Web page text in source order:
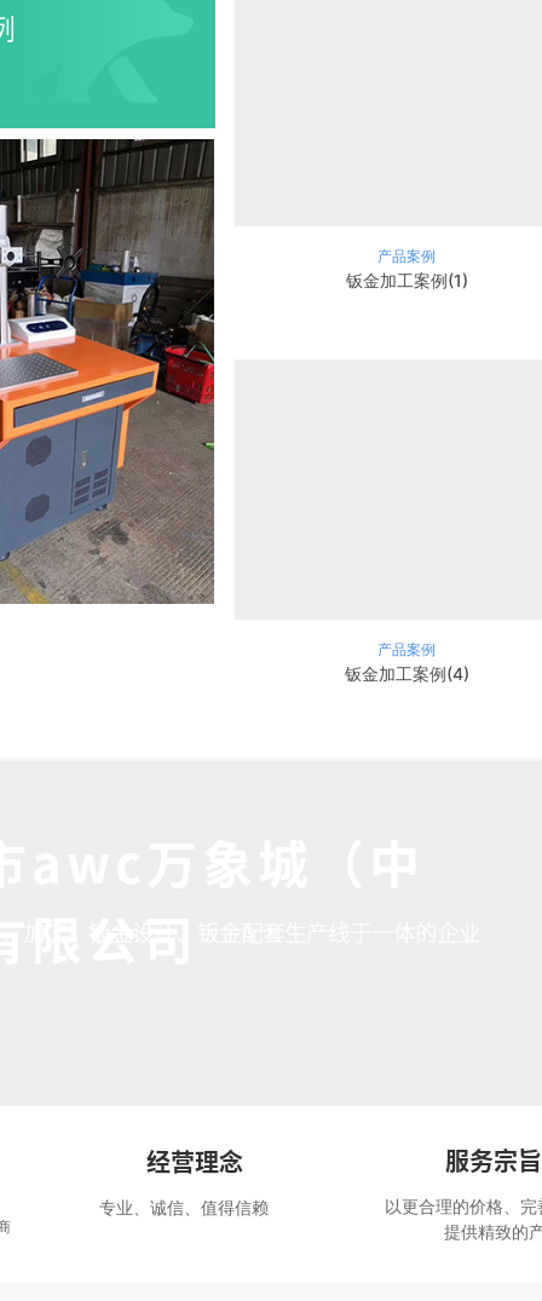
产品案例
钣金加工案例(1)
产品案例
钣金加工案例(4)
专业、诚信、值得信赖
以更合理的价格、
提供精致的
经营理念 服务宗旨